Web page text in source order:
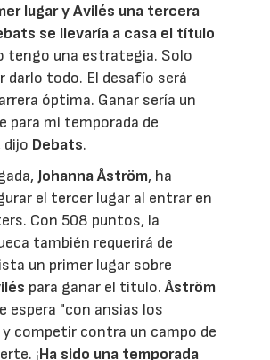
lugar y Avilés una tercera
se llevaría a casa el título
tengo una estrategia. Solo
darlo todo. El desafío será
óptima. Ganar sería un
para mi temporada de
dijo Debats.
Johanna Åström, ha
el tercer lugar al entrar en
Con 508 puntos, la
también requerirá de
un primer lugar sobre
para ganar el título.Åström
espera "con ansias los
competir contra un campo de
¡Ha sido una temporada